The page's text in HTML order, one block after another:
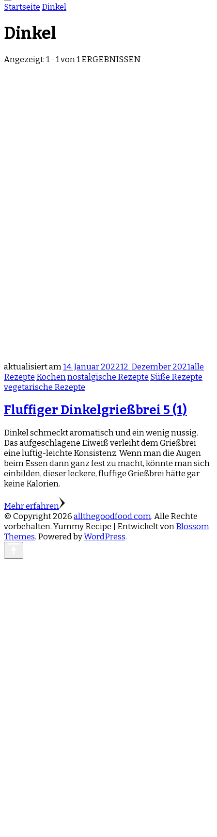
Startseite Dinkel
Dinkel
Angezeigt: 1 - 1 von 1 ERGEBNISSEN
aktualisiert am14. Januar 202212. Dezember 2021alle
Rezepte Kochennostalgische Rezepte Süße Rezepte
vegetarische Rezepte
Fluffiger Dinkelgrießbrei 5 (1)
Dinkel schmeckt aromatisch und ein wenig nussig.
Das aufgeschlagene Eiweiß verleiht dem Grießbrei
eine luftig-leichte Konsistenz. Wenn man die Augen
beim Essen dann ganz fest zu macht, könnte man sich
einbilden, dieser leckere, fluffige Grießbrei hätte gar
keine Kalorien.
Mehr erfahren
© Copyright 2026allthegoodfood.com. Alle Rechte
vorbehalten. Yummy Recipe | Entwickelt vonBlossom
Themes. Powered byWordPress.